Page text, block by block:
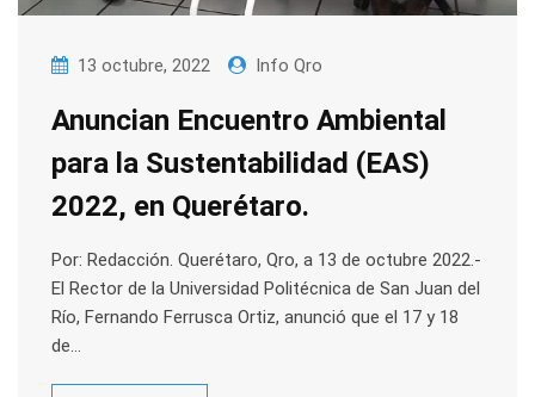
13 octubre, 2022 Info Qro
Anuncian Encuentro Ambiental
para la Sustentabilidad (EAS)
2022, en Querétaro.
Por: Redacción. Querétaro, Qro, a 13 de octubre 2022.-
El Rector de la Universidad Politécnica de San Juan del
Río, Fernando Ferrusca Ortiz, anunció que el 17 y 18
de…